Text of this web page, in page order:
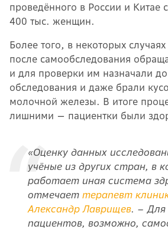
проведённого в России и Китае
400 тыс. женщин.
Более того, в некоторых
после самообследования
и для проверки им назначали
обследования и даже брали
молочной железы. В итоге
лишними — пациентки были
«Оценку данных
учёные из других стран, в
работает иная система
отмечает терапевт
Александр Лаврищев. – Для
пациентов, возможно,